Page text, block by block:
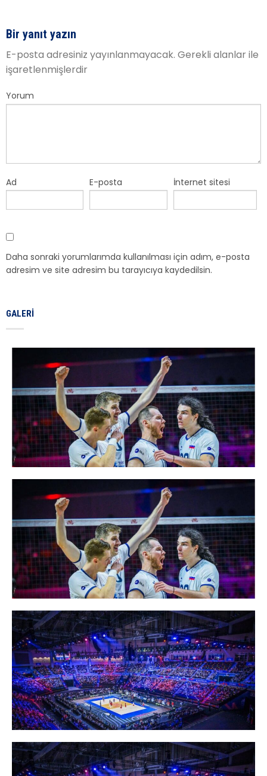
Bir yanıt yazın
E-posta adresiniz yayınlanmayacak. Gerekli alanlar ile
işaretlenmişlerdir
Yorum
Ad E-posta İnternet sitesi
Daha sonraki yorumlarımda kullanılması için adım, e-posta
adresim ve site adresim bu tarayıcıya kaydedilsin.
GALERI